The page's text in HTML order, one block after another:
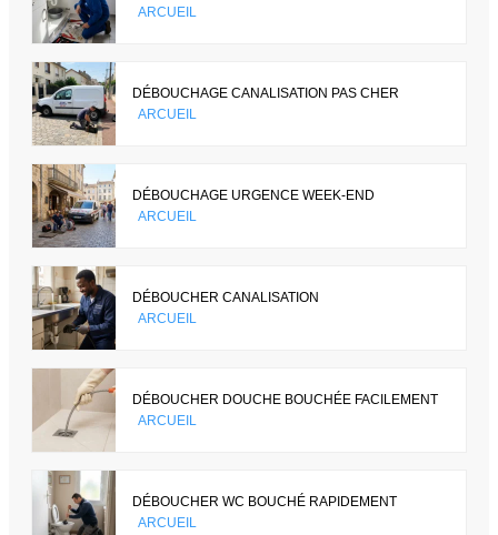
ARCUEIL
DÉBOUCHAGE CANALISATION PAS CHER
ARCUEIL
DÉBOUCHAGE URGENCE WEEK-END
ARCUEIL
DÉBOUCHER CANALISATION
ARCUEIL
DÉBOUCHER DOUCHE BOUCHÉE FACILEMENT
ARCUEIL
DÉBOUCHER WC BOUCHÉ RAPIDEMENT
ARCUEIL